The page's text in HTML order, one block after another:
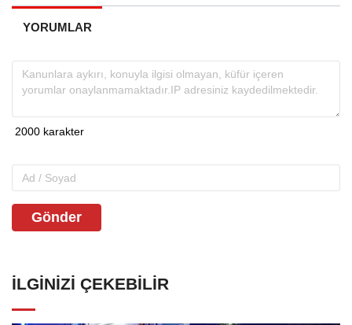
YORUMLAR
Gönder
İLGINIZI ÇEKEBILIR